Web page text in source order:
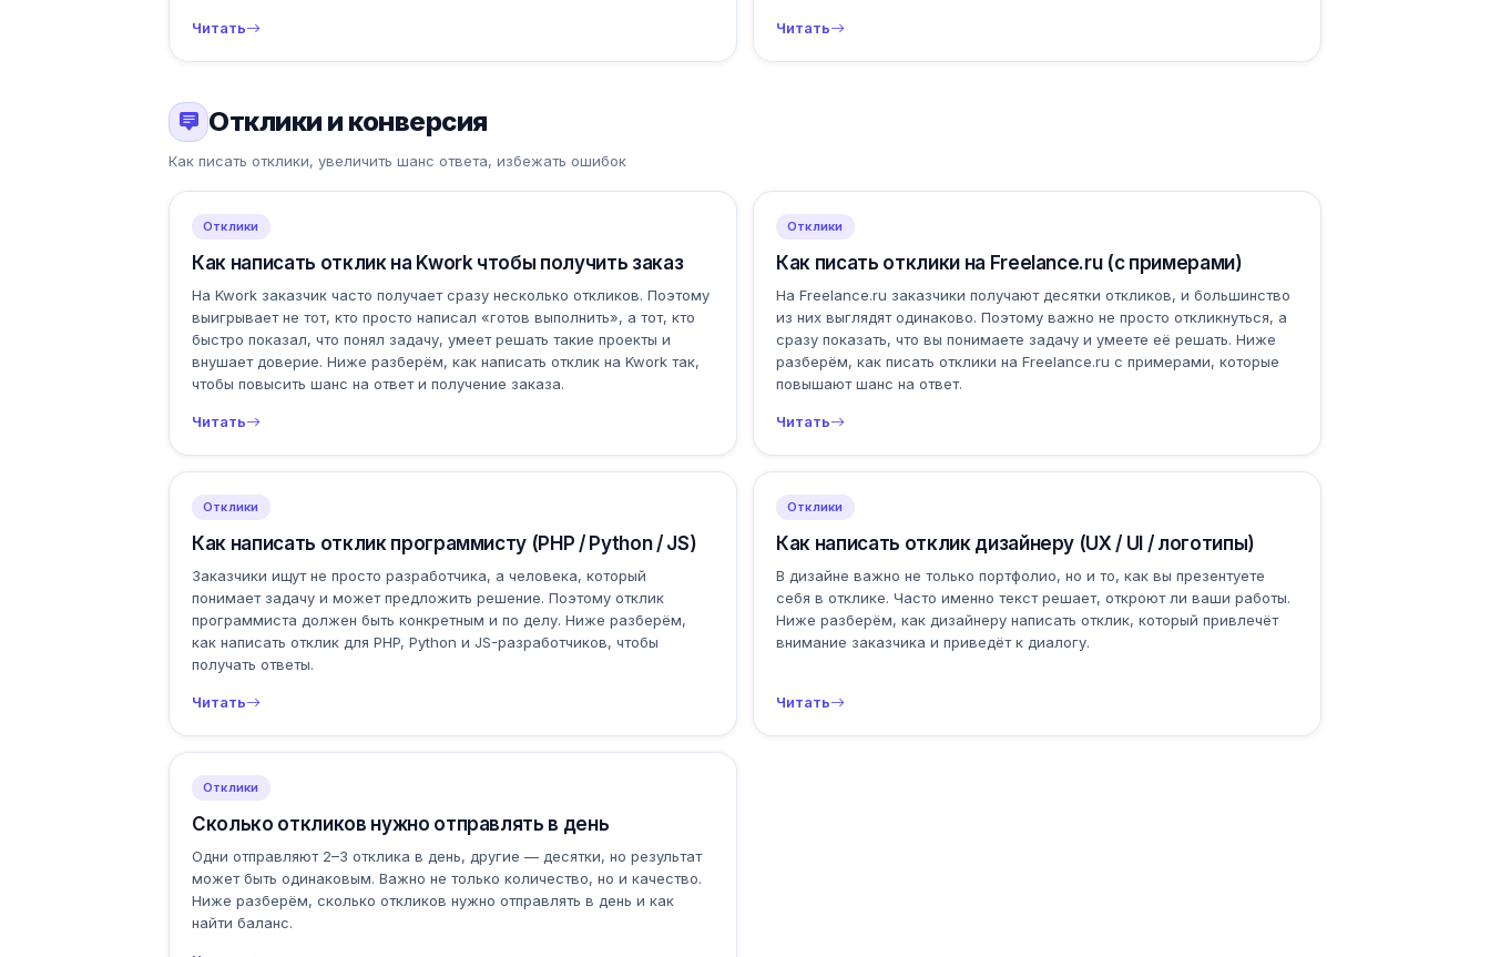
Читать Читать
Отклики и конверсия
Как писать отклики, увеличить шанс ответа, избежать ошибок
Отклики
Как написать отклик на Kwork чтобы получить заказ
На Kwork заказчик часто получает сразу несколько откликов. Поэтому
выигрывает не тот, кто просто написал «готов выполнить», а тот, кто
быстро показал, что понял задачу, умеет решать такие проекты и
внушает доверие. Ниже разберём, как написать отклик на Kwork так,
чтобы повысить шанс на ответ и получение заказа.
Читать
Отклики
Как писать отклики на Freelance.ru (с примерами)
На Freelance.ru заказчики получают десятки откликов, и большинство
из них выглядят одинаково. Поэтому важно не просто откликнуться, а
сразу показать, что вы понимаете задачу и умеете её решать. Ниже
разберём, как писать отклики на Freelance.ru с примерами, которые
повышают шанс на ответ.
Читать
Отклики
Как написать отклик программисту (PHP / Python / JS)
Заказчики ищут не просто разработчика, а человека, который
понимает задачу и может предложить решение. Поэтому отклик
программиста должен быть конкретным и по делу. Ниже разберём,
как написать отклик для PHP, Python и JS-разработчиков, чтобы
получать ответы.
Читать
Отклики
Как написать отклик дизайнеру (UX / UI / логотипы)
В дизайне важно не только портфолио, но и то, как вы презентуете
себя в отклике. Часто именно текст решает, откроют ли ваши работы.
Ниже разберём, как дизайнеру написать отклик, который привлечёт
внимание заказчика и приведёт к диалогу.
Читать
Отклики
Сколько откликов нужно отправлять в день
Одни отправляют 2–3 отклика в день, другие — десятки, но результат
может быть одинаковым. Важно не только количество, но и качество.
Ниже разберём, сколько откликов нужно отправлять в день и как
найти баланс.